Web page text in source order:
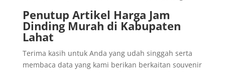
Penutup Artikel Harga Jam
Dinding Murah di Kabupaten
Lahat
Terima kasih untuk Anda yang udah singgah serta
membaca data yang kami berikan berkaitan souvenir